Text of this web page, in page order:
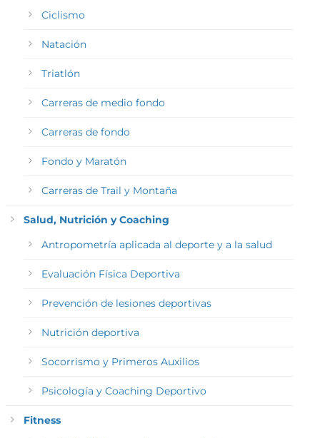
Ciclismo
Natación
Triatlón
Carreras de medio fondo
Carreras de fondo
Fondo y Maratón
Carreras de Trail y Montaña
Salud, Nutrición y Coaching
Antropometría aplicada al deporte y a la salud
Evaluación Física Deportiva
Prevención de lesiones deportivas
Nutrición deportiva
Socorrismo y Primeros Auxilios
Psicología y Coaching Deportivo
Fitness